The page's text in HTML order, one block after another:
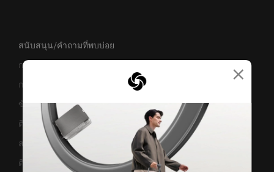
×
สนับสนุน/คำถามที่พบบ่อย
การขนส่งและการจัดส่ง
การคืนสินค้าและการคืนเงิน
ข้อกำหนดและเงื่อนไขการรับประกัน
ติดต่อเรา
สอบถามข้อมูลทางธุรกิจ
ติดตามสถานะสินค้า